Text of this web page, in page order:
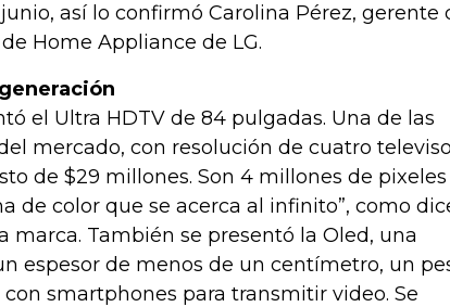
así lo confirmó Carolina Pérez, gerente
Home Appliance de LG.
el Ultra HDTV de 84 pulgadas. Una de las
mercado, con resolución de cuatro
de $29 millones. Son 4 millones de pixeles
de color que se acerca al infinito”, como
marca. También se presentó la Oled, una
espesor de menos de un centímetro, un
smartphones para transmitir video. Se